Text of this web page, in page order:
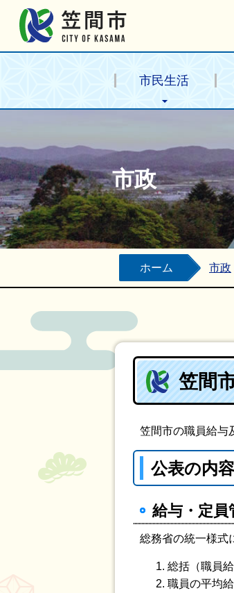
市民生活
市政
ホーム 市政
笠間
笠間市の職員給与
公表の内容
給与・定員
総務省の統一様式
総括（職員
職員の平均